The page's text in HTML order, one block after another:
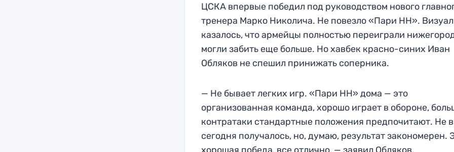
ЦСКА впервые победил под руководством нового
тренера Марко Николича. Не повезло «Пари НН».
казалось, что армейцы полностью переиграли
могли забить еще больше. Но хавбек красно-синих Иван
Обляков не спешил принижать соперника.
— Не бывает легких игр. «Пари НН» дома — это
организованная команда, хорошо играет в обороне,
контратаки стандартные положения предпочитают. Не
сегодня получалось, но, думаю, результат закономерен.